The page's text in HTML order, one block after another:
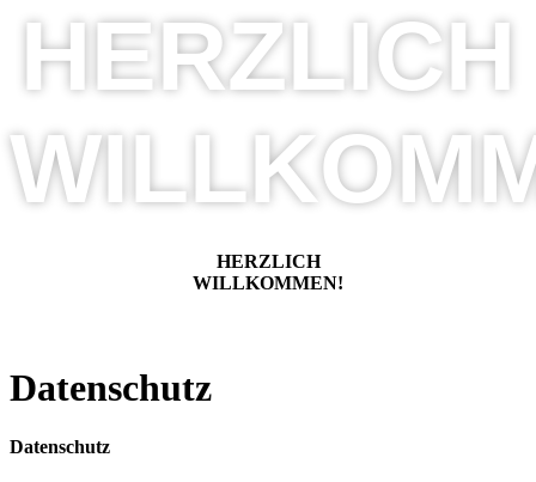
HERZLICH
HERZLICH
WILLKOMMEN!
Datenschutz
Datenschutz